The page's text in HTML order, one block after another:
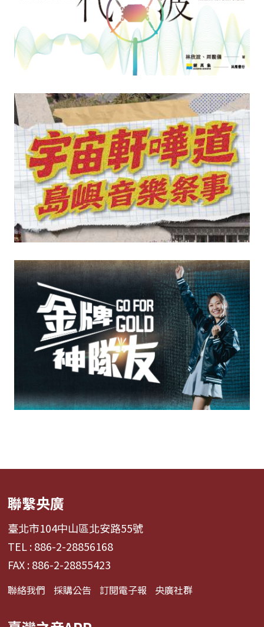
聯繫央廣
臺北市104中山區北安路55號
TEL : 886-2-28856168
FAX : 886-2-28855423
聯絡我們 採購公告 訂閱電子報 央廣社群